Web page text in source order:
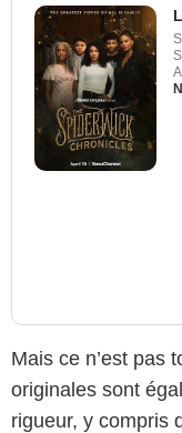
Mais ce n’est pas
originales sont
rigueur, y compris